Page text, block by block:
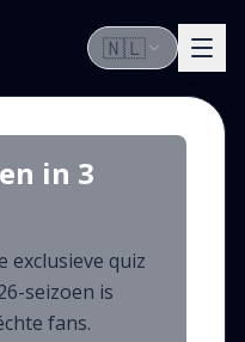
🇳🇱
in 3
exclusieve quiz
seizoen is
fans.